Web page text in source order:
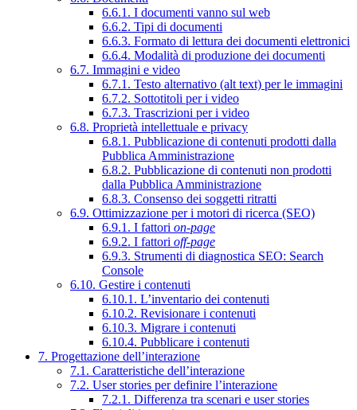
6.6.1. I documenti vanno sul web
6.6.2. Tipi di documenti
6.6.3. Formato di lettura dei documenti elettronici
6.6.4. Modalità di produzione dei documenti
6.7. Immagini e video
6.7.1. Testo alternativo (alt text) per le immagini
6.7.2. Sottotitoli per i video
6.7.3. Trascrizioni per i video
6.8. Proprietà intellettuale e privacy
6.8.1. Pubblicazione di contenuti prodotti dalla
Pubblica Amministrazione
6.8.2. Pubblicazione di contenuti non prodotti
dalla Pubblica Amministrazione
6.8.3. Consenso dei soggetti ritratti
6.9. Ottimizzazione per i motori di ricerca (SEO)
6.9.1. I fattori on-page
6.9.2. I fattori off-page
6.9.3. Strumenti di diagnostica SEO: Search
Console
6.10. Gestire i contenuti
6.10.1. L’inventario dei contenuti
6.10.2. Revisionare i contenuti
6.10.3. Migrare i contenuti
6.10.4. Pubblicare i contenuti
7. Progettazione dell’interazione
7.1. Caratteristiche dell’interazione
7.2. User stories per definire l’interazione
7.2.1. Differenza tra scenari e user stories